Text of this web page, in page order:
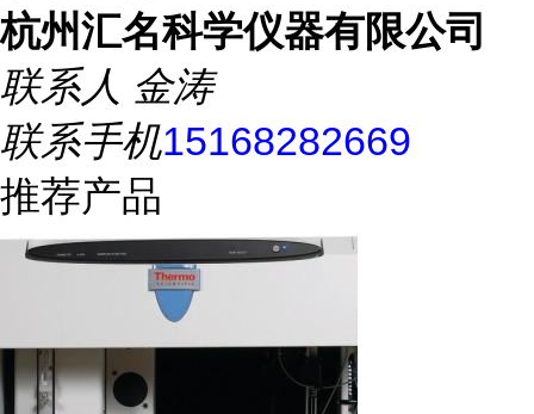
杭州汇名科学仪器有限公司
联系人 金涛
联系手机15168282669
推荐产品